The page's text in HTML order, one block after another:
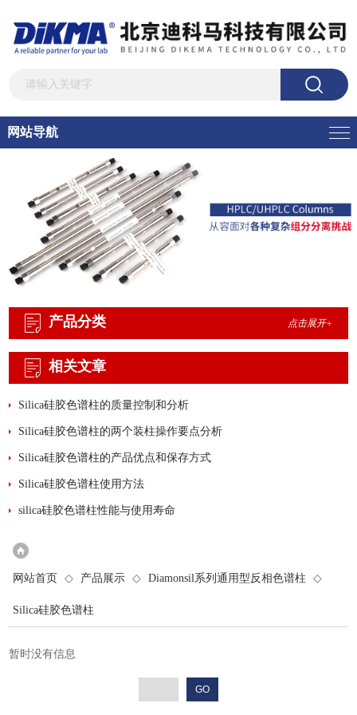
网站导航
产品分类 点击展开+
相关文章
Silica硅胶色谱柱的质量控制和分析
Silica硅胶色谱柱的两个装柱操作要点分析
Silica硅胶色谱柱的产品优点和保存方式
Silica硅胶色谱柱使用方法
silica硅胶色谱柱性能与使用寿命
网站首页 ◇ 产品展示 ◇ Diamonsil系列通用型反相色谱柱 ◇
Silica硅胶色谱柱
暂时没有信息